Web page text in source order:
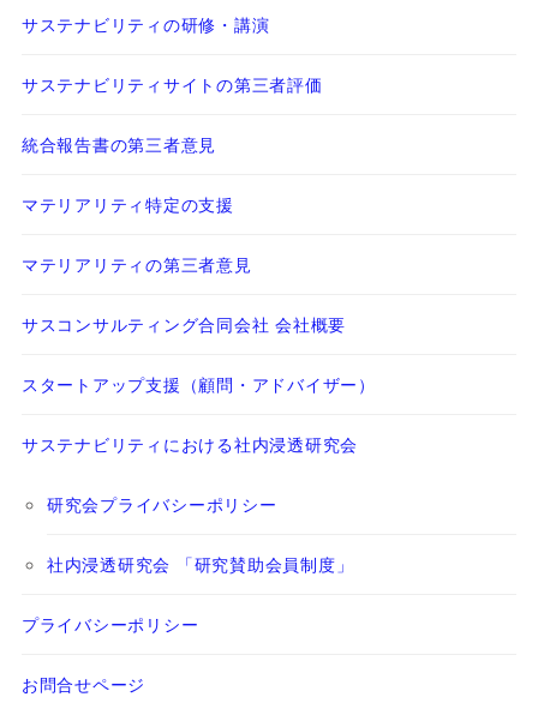
サステナビリティの研修・講演
サステナビリティサイトの第三者評価
統合報告書の第三者意見
マテリアリティ特定の支援
マテリアリティの第三者意見
サスコンサルティング合同会社 会社概要
スタートアップ支援（顧問・アドバイザー）
サステナビリティにおける社内浸透研究会
研究会プライバシーポリシー
社内浸透研究会 「研究賛助会員制度」
プライバシーポリシー
お問合せページ